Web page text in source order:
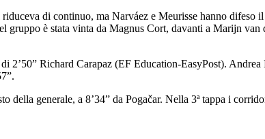
di continuo, ma Narváez e Meurisse hanno difeso
è stata vinta da Magnus Cort, davanti a Marijn
2’50” Richard Carapaz (EF Education-EasyPost).
generale, a 8’34” da Pogačar. Nella 3ª tappa i